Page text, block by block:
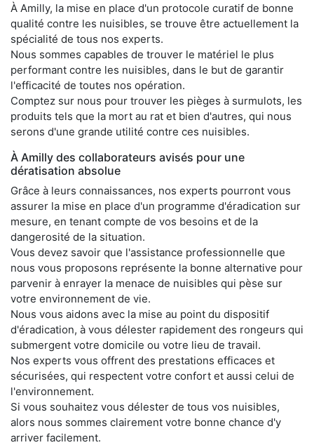
À Amilly, la mise en place d'un protocole curatif de bonne
qualité contre les nuisibles, se trouve être actuellement la
spécialité de tous nos experts.
Nous sommes capables de trouver le matériel le plus
performant contre les nuisibles, dans le but de garantir
l'efficacité de toutes nos opération.
Comptez sur nous pour trouver les pièges à surmulots, les
produits tels que la mort au rat et bien d'autres, qui nous
serons d'une grande utilité contre ces nuisibles.
À Amilly des collaborateurs avisés pour une
dératisation absolue
Grâce à leurs connaissances, nos experts pourront vous
assurer la mise en place d'un programme d'éradication sur
mesure, en tenant compte de vos besoins et de la
dangerosité de la situation.
Vous devez savoir que l'assistance professionnelle que
nous vous proposons représente la bonne alternative pour
parvenir à enrayer la menace de nuisibles qui pèse sur
votre environnement de vie.
Nous vous aidons avec la mise au point du dispositif
d'éradication, à vous délester rapidement des rongeurs qui
submergent votre domicile ou votre lieu de travail.
Nos experts vous offrent des prestations efficaces et
sécurisées, qui respectent votre confort et aussi celui de
l'environnement.
Si vous souhaitez vous délester de tous vos nuisibles,
alors nous sommes clairement votre bonne chance d'y
arriver facilement.